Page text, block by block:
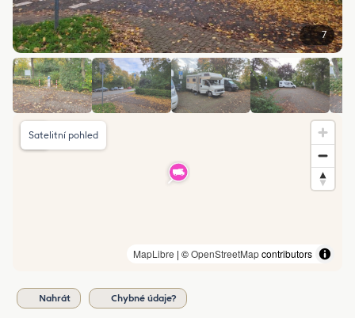
7
MapLibre | ©OpenStreetMapcontributors
Satelitní pohled
Nahrát Chybné údaje?